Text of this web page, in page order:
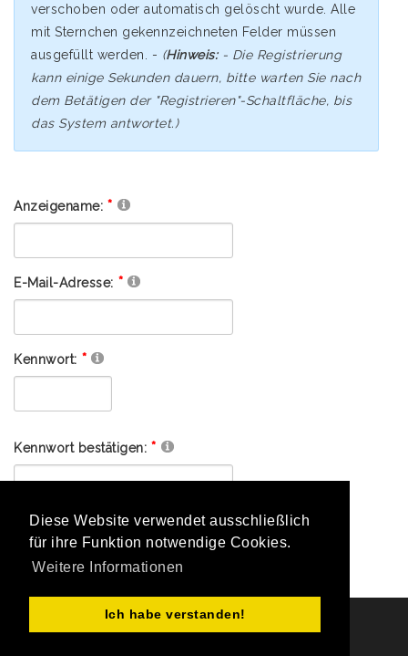
Diese Website verwendet ausschließlich
für ihre Funktion notwendige Cookies.
Weitere Informationen
Ich habe verstanden!
verschoben oder automatisch gelöscht wurde. Alle
mit Sternchen gekennzeichneten Felder müssen
ausgefüllt werden. - (Hinweis:- Die Registrierung
kann einige Sekunden dauern, bitte warten Sie nach
dem Betätigen der "Registrieren"-Schaltfläche, bis
das System antwortet.)
Anzeigename:
E-Mail-Adresse:
Kennwort:
Kennwort bestätigen:
registrieren abbrechen